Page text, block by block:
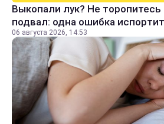
Выкопали лук? Не торопитесь
подвал: одна ошибка
06 августа 2026, 14:53